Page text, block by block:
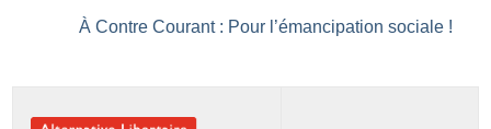
À Contre Courant : Pour l’émancipation sociale !